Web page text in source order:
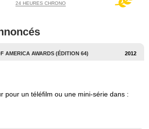
24 HEURES CHRONO
AMERICA AWARDS (ÉDITION 64) 2012
pour un téléfilm ou une mini-série dans :